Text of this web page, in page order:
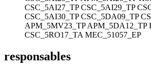
CSC_5AI27_TP CSC_5AI29_TP
CSC_5AI30_TP CSC_5DA09_TP
APM_5MV23_TP APM_5DA12_TP
CSC_5RO17_TA MEC_51057_EP
responsables